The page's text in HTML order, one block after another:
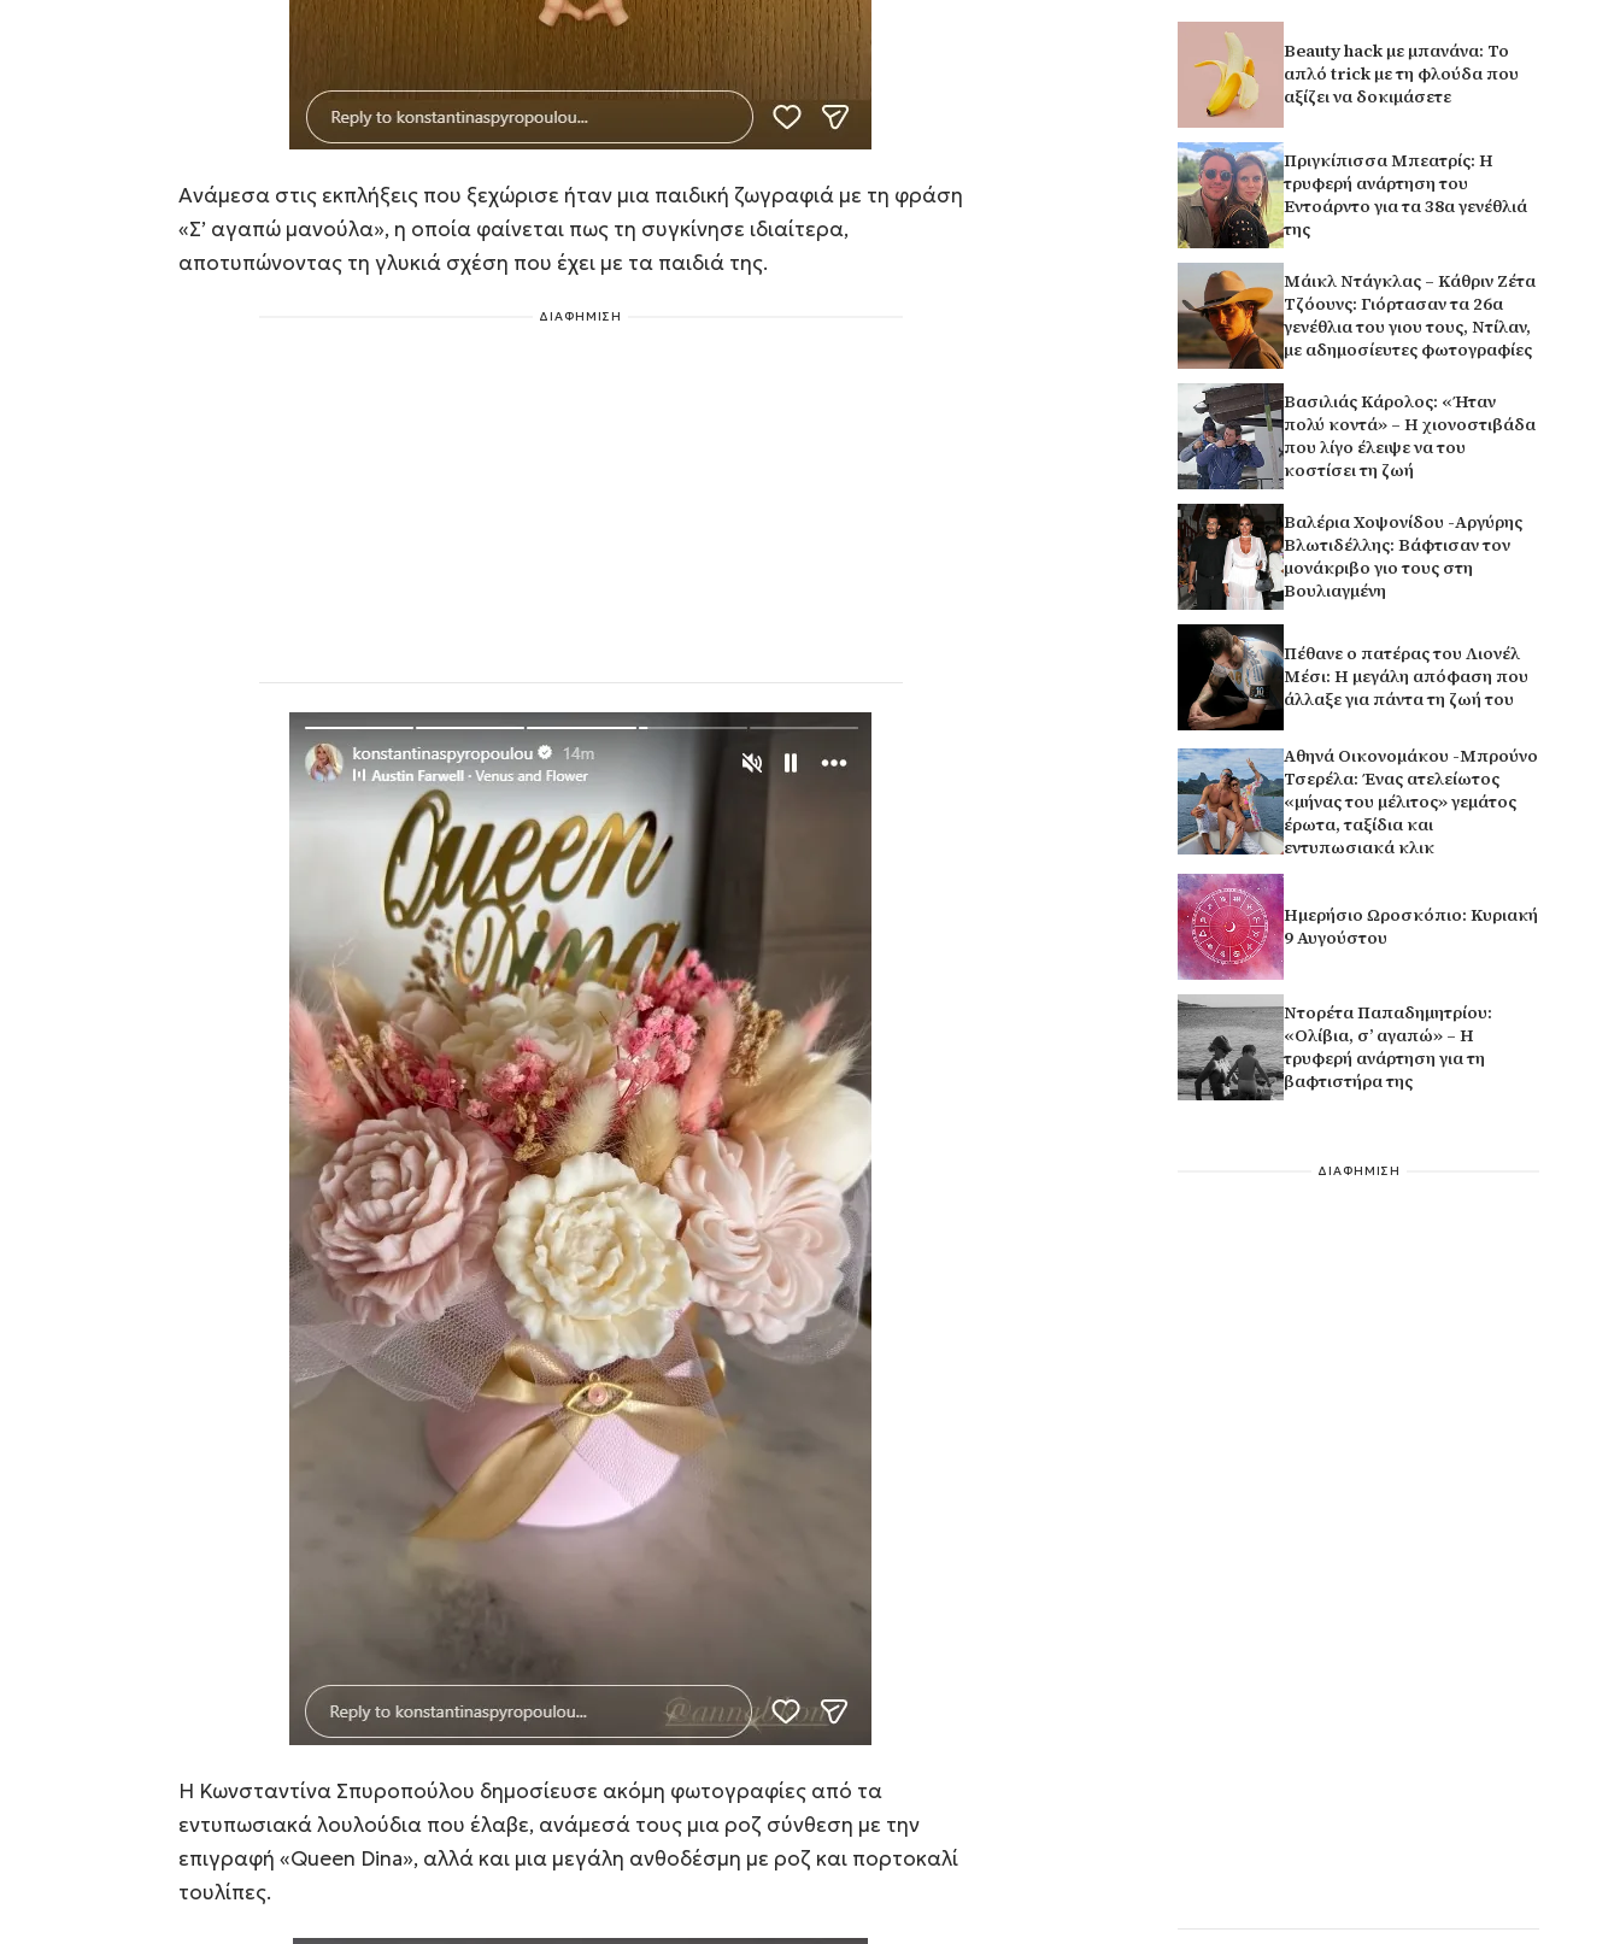
Ανάμεσα στις εκπλήξεις που ξεχώρισε ήταν μια παιδική ζωγραφιά με τη φράση
«Σ’ αγαπώ μανούλα», η οποία φαίνεται πως τη συγκίνησε ιδιαίτερα,
αποτυπώνοντας τη γλυκιά σχέση που έχει με τα παιδιά της.
ΔΙΑΦΗΜΙΣΗ
Η Κωνσταντίνα Σπυροπούλου δημοσίευσε ακόμη φωτογραφίες από τα
εντυπωσιακά λουλούδια που έλαβε, ανάμεσά τους μια ροζ σύνθεση με την
επιγραφή «Queen Dina», αλλά και μια μεγάλη ανθοδέσμη με ροζ και πορτοκαλί
τουλίπες.
Beauty hack με μπανάνα: Το
απλό trick με τη φλούδα που
αξίζει να δοκιμάσετε
Πριγκίπισσα Μπεατρίς: Η
τρυφερή ανάρτηση του
Εντοάρντο για τα 38α γενέθλιά
της
Μάικλ Ντάγκλας – Κάθριν Ζέτα
Τζόουνς: Γιόρτασαν τα 26α
γενέθλια του γιου τους, Ντίλαν,
με αδημοσίευτες φωτογραφίες
Βασιλιάς Κάρολος: «Ήταν
πολύ κοντά» – Η χιονοστιβάδα
που λίγο έλειψε να του
κοστίσει τη ζωή
Βαλέρια Χοψονίδου -Αργύρης
Βλωτιδέλλης: Βάφτισαν τον
μονάκριβο γιο τους στη
Βουλιαγμένη
Πέθανε ο πατέρας του Λιονέλ
Μέσι: Η μεγάλη απόφαση που
άλλαξε για πάντα τη ζωή του
Αθηνά Οικονομάκου -Μπρούνο
Τσερέλα: Ένας ατελείωτος
«μήνας του μέλιτος» γεμάτος
έρωτα, ταξίδια και
εντυπωσιακά κλικ
Ημερήσιο Ωροσκόπιο: Κυριακή
9 Αυγούστου
Ντορέτα Παπαδημητρίου:
«Ολίβια, σ’ αγαπώ» – Η
τρυφερή ανάρτηση για τη
βαφτιστήρα της
ΔΙΑΦΗΜΙΣΗ